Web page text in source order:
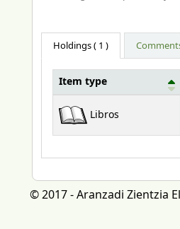
Holdings( 1 )
Item type
Libros
© 2017 - Aranzadi Zientzia